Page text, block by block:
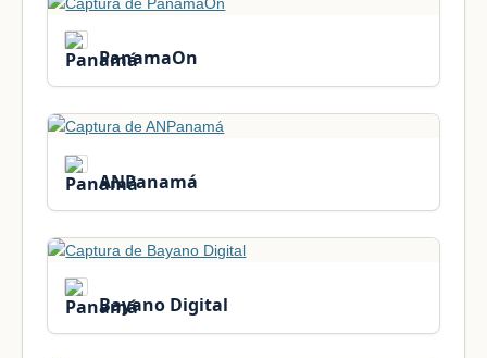
PanamaOn
ANPanamá
Bayano Digital